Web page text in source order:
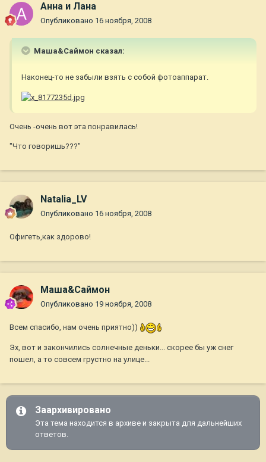
Анна и Лана
Опубликовано 16 ноября, 2008
Маша&Саймон сказал:
Наконец-то не забыли взять с собой фотоаппарат.
Очень -очень вот эта понравилась!
"Что говоришь???"
Natalia_LV
Опубликовано 16 ноября, 2008
Офигеть,как здорово!
Маша&Саймон
Опубликовано 19 ноября, 2008
Всем спасибо, нам очень приятно))
Эх, вот и закончились солнечные деньки... скорее бы уж снег
пошел, а то совсем грустно на улице...
Заархивировано
Эта тема находится в архиве и закрыта для дальнейших
ответов.